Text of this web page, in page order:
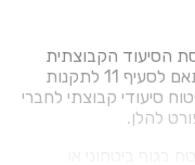
הסיעוד הקבוצתית
האחידה של קופות החולים נקבעים בהתאם לסעיף 11 לתקנות
סיעודי קבוצתי לחברי